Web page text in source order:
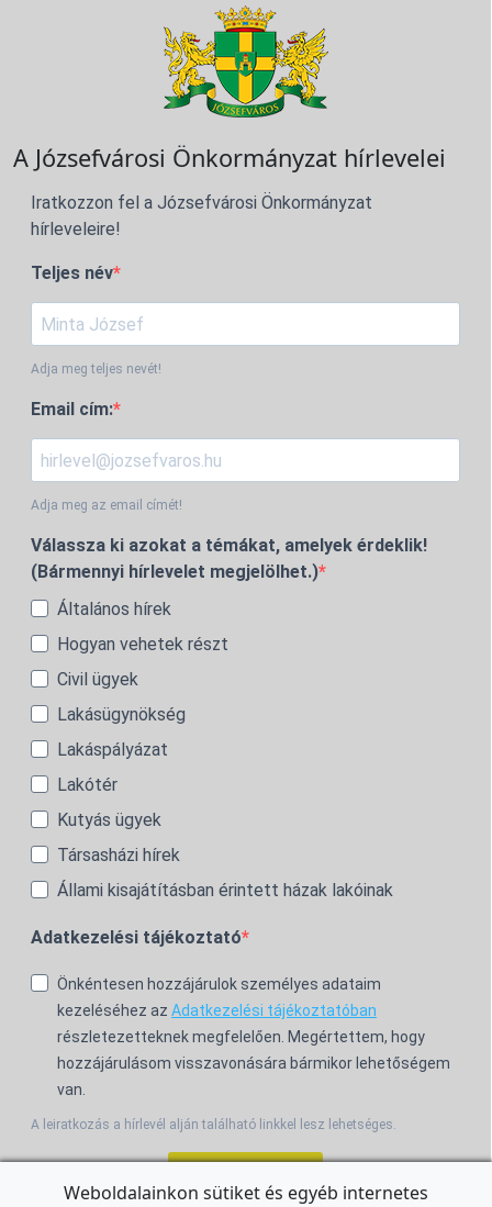
A Józsefvárosi Önkormányzat hírlevelei
Iratkozzon fel a Józsefvárosi Önkormányzat
hírleveleire!
Teljes név
Adja meg teljes nevét!
Email cím:
Adja meg az email címét!
Válassza ki azokat a témákat, amelyek érdeklik!
(Bármennyi hírlevelet megjelölhet.)
Általános hírek
Hogyan vehetek részt
Civil ügyek
Lakásügynökség
Lakáspályázat
Lakótér
Kutyás ügyek
Társasházi hírek
Állami kisajátításban érintett házak lakóinak
Adatkezelési tájékoztató
Önkéntesen hozzájárulok személyes adataim
kezeléséhez az Adatkezelési tájékoztatóban
részletezetteknek megfelelően. Megértettem, hogy
hozzájárulásom visszavonására bármikor lehetőségem
van.
A leiratkozás a hírlevél alján található linkkel lesz lehetséges.
Weboldalainkon sütiket és egyéb internetes